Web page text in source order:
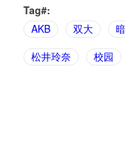
Tag#:
AKB
双大
松井玲奈
校园